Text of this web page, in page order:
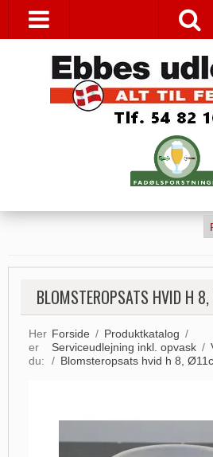
BLOMSTEROPSATS HVID H
Her
er
du:
Forside / Produktkatalog /
Serviceudlejning inkl. opvask /
/ Blomsteropsats hvid h 8,